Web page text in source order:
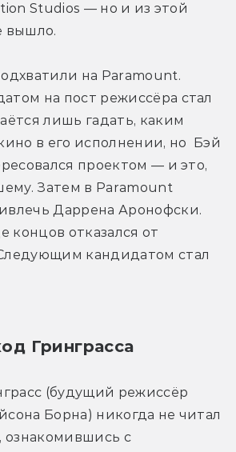
Studios — но и из этой
вышло.
на Paramount.
на пост режиссёра стал
лишь гадать, каким
в его исполнении, но  Бэй
проектом — и это,
Затем в Paramount
Даррена Аронофски.
концов отказался от
кандидатом стал
Гринграсса
(будущий режиссёр
Борна) никогда не читал
ознакомившись с